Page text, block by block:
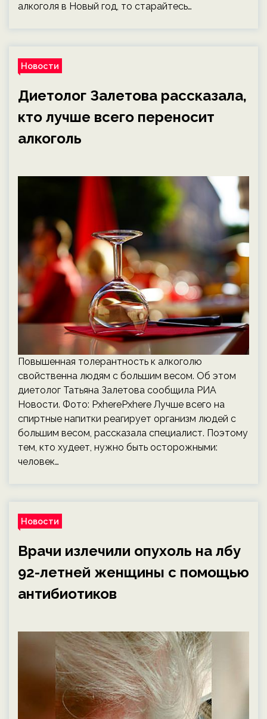
алкоголя в Новый год, то старайтесь…
Новости
Диетолог Залетова рассказала,
кто лучше всего переносит
алкоголь
Повышенная толерантность к алкоголю
свойственна людям с большим весом. Об этом
диетолог Татьяна Залетова сообщила РИА
Новости. Фото: PxherePxhere Лучше всего на
спиртные напитки реагирует организм людей с
большим весом, рассказала специалист. Поэтому
тем, кто худеет, нужно быть осторожными:
человек…
Новости
Врачи излечили опухоль на лбу
92-летней женщины с помощью
антибиотиков